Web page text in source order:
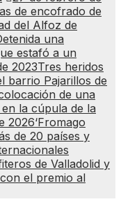
de encofrado de
del Alfoz de
una
estafó a un
2023Tres heridos
barrio Pajarillos de
de una
la cúpula de la
2026‘Fromago
de 20 países y
de Valladolid y
el premio al